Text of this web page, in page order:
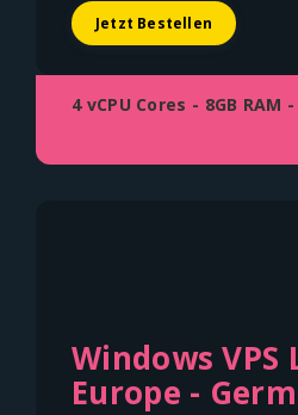
Jetzt Bestellen
4 vCPU Cores - 8GB RAM -
Windows VPS
Europe -